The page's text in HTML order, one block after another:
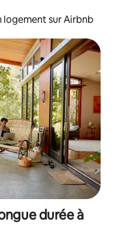
logement sur Airbnb
durée à